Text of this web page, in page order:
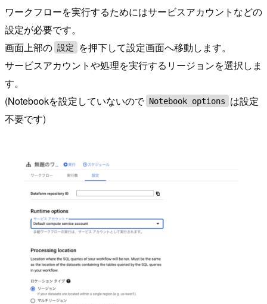
ワークフローを実行するためにはサービスアカウントなどの
設定が必要です。
画面上部の 設定
を押下して設定画面へ移動します。
サービスアカウントや処理を実行するリージョンを選択しま
す。
(Notebookを設定していないので Notebook options
は設定
不要です)